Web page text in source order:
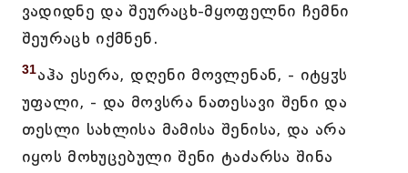
ვადიდნე და შეურაცხ-მყოფელნი ჩემნი
შეურაცხ იქმნენ.
31აჰა ესერა, დღენი მოვლენან, - იტყჳს
უფალი, - და მოვსრა ნათესავი შენი და
თესლი სახლისა მამისა შენისა, და არა
იყოს მოხუცებული შენი ტაძარსა შინა